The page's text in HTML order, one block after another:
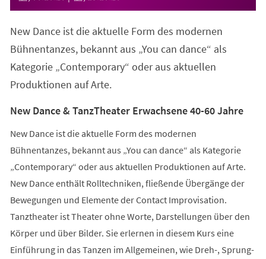
New Dance ist die aktuelle Form des modernen
Bühnentanzes, bekannt aus „You can dance“ als
Kategorie „Contemporary“ oder aus aktuellen
Produktionen auf Arte.
New Dance & TanzTheater Erwachsene 40-60 Jahre
New Dance ist die aktuelle Form des modernen
Bühnentanzes, bekannt aus „You can dance“ als Kategorie
„Contemporary“ oder aus aktuellen Produktionen auf Arte.
New Dance enthält Rolltechniken, fließende Übergänge der
Bewegungen und Elemente der Contact Improvisation.
Tanztheater ist Theater ohne Worte, Darstellungen über den
Körper und über Bilder. Sie erlernen in diesem Kurs eine
Einführung in das Tanzen im Allgemeinen, wie Dreh-, Sprung-